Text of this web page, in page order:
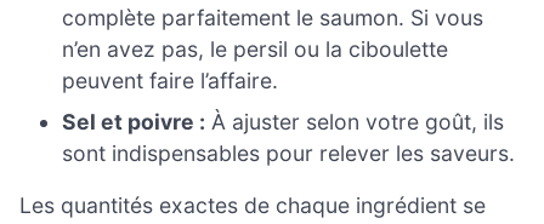
complète parfaitement le saumon. Si vous
n’en avez pas, le persil ou la ciboulette
peuvent faire l’affaire.
Sel et poivre : À ajuster selon votre goût, ils
sont indispensables pour relever les saveurs.
Les quantités exactes de chaque ingrédient se